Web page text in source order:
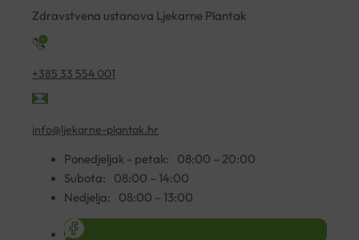
A20
Zdravstvena ustanova Ljekarne Plantak
+385 33 554 001
info@ljekarne-plantak.hr
Ponedjeljak - petak:
08:00 – 20:00
Subota:
08:00 – 14:00
Nedjelja:
08:00 – 13:00